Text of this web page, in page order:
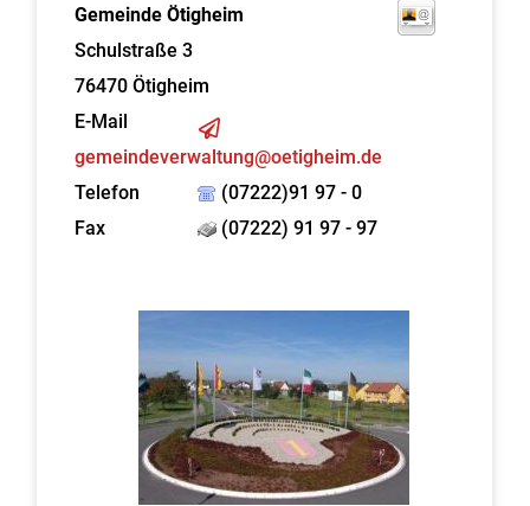
Gemeinde Ötigheim
Schulstraße 3
76470 Ötigheim
E-Mail
gemeindeverwaltung@oetigheim.de
Telefon
(07222)91 97 - 0
Fax
(07222) 91 97 - 97